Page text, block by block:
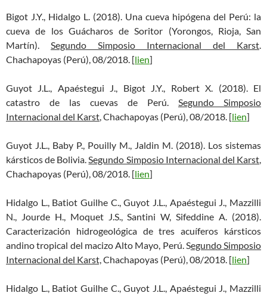
Bigot J.Y., Hidalgo L. (2018). Una cueva hipógena del Perú: la
cueva de los Guácharos de Soritor (Yorongos, Rioja, San
Martín). Segundo Simposio Internacional del Karst.
Chachapoyas (Perú), 08/2018. [lien]
Guyot J.L., Apaéstegui J., Bigot J.Y., Robert X. (2018). El
catastro de las cuevas de Perú. Segundo Simposio
Internacional del Karst, Chachapoyas (Perú), 08/2018. [lien]
Guyot J.L., Baby P., Pouilly M., Jaldin M. (2018). Los sistemas
kársticos de Bolivia.Segundo Simposio Internacional del Karst,
Chachapoyas (Perú), 08/2018. [lien]
Hidalgo L., Batiot Guilhe C., Guyot J.L., Apaéstegui J., Mazzilli
N., Jourde H., Moquet J.S., Santini W, Sifeddine A. (2018).
Caracterización hidrogeológica de tres acuíferos kársticos
andino tropical del macizo Alto Mayo, Perú. Segundo Simposio
Internacional del Karst,Chachapoyas (Perú), 08/2018. [lien]
Hidalgo L., Batiot Guilhe C., Guyot J.L., Apaéstegui J., Mazzilli